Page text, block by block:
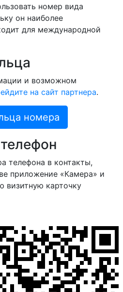
номер вида
он наиболее
для международной
и возможном
на сайт партнера.
номера
телефона в контакты,
приложение «Камера» и
визитную карточку